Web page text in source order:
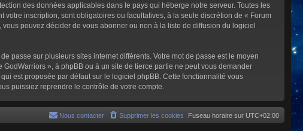
des données applicables dans le pays qui héberge notre serveur. Toutes les
inscription, sont obligatoires ou facultatives, à la seule discrétion de « Forum
pouvez décider de vous abonner ou non à la liste de diffusion du logiciel
passe sur plusieurs sites internet différents. Votre mot de passe est le moyen
», à phpBB ou à un site de tierce partie ne peut vous demander
est proposée par défaut sur le logiciel phpBB. Cette fonctionnalité vous
puissiez reprendre le contrôle de votre compte.
Fuseau horaire sur UTC+02:00
Supprimer les cookies
Nous contacter